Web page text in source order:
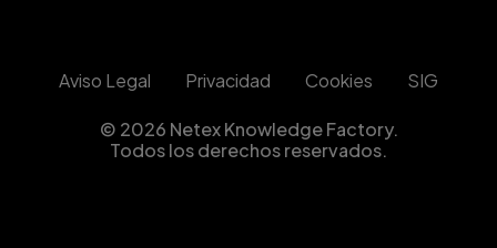
Aviso Legal Privacidad Cookies SIG
© 2026 Netex Knowledge Factory.
Todos los derechos reservados.